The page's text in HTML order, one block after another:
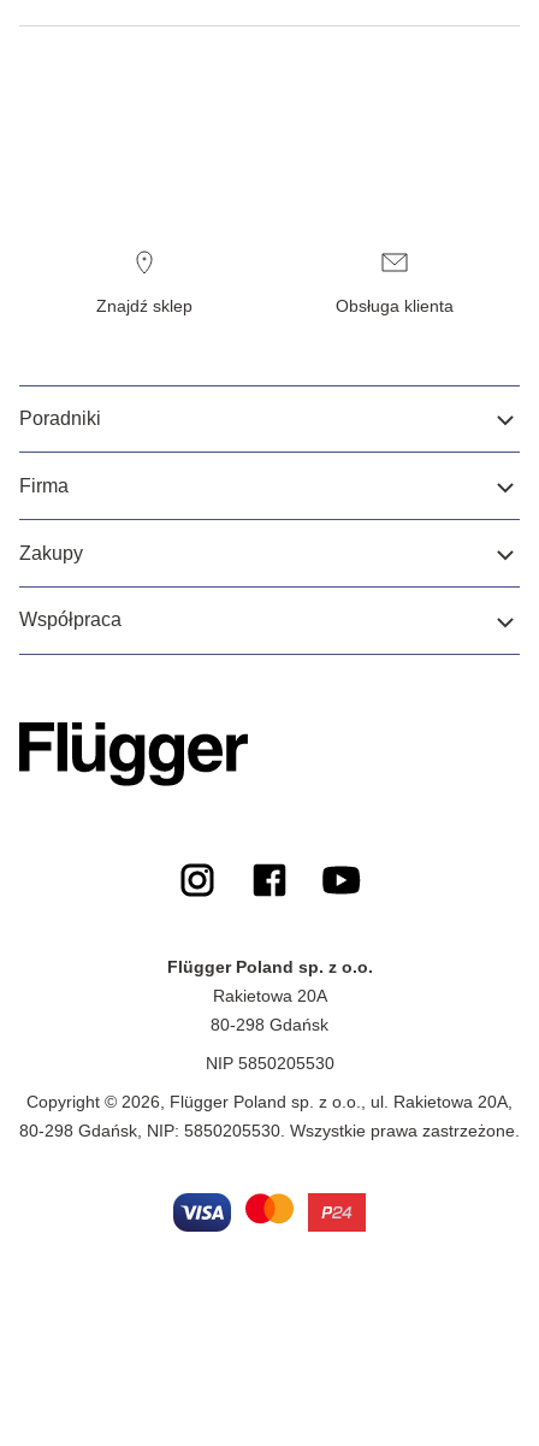
Znajdź sklep Obsługa klienta
Poradniki
Firma
Zakupy
Współpraca
Flügger Poland sp. z o.o.
Rakietowa 20A
80-298 Gdańsk
NIP 5850205530
Copyright © 2026, Flügger Poland sp. z o.o., ul. Rakietowa 20A,
80-298 Gdańsk, NIP: 5850205530. Wszystkie prawa zastrzeżone.